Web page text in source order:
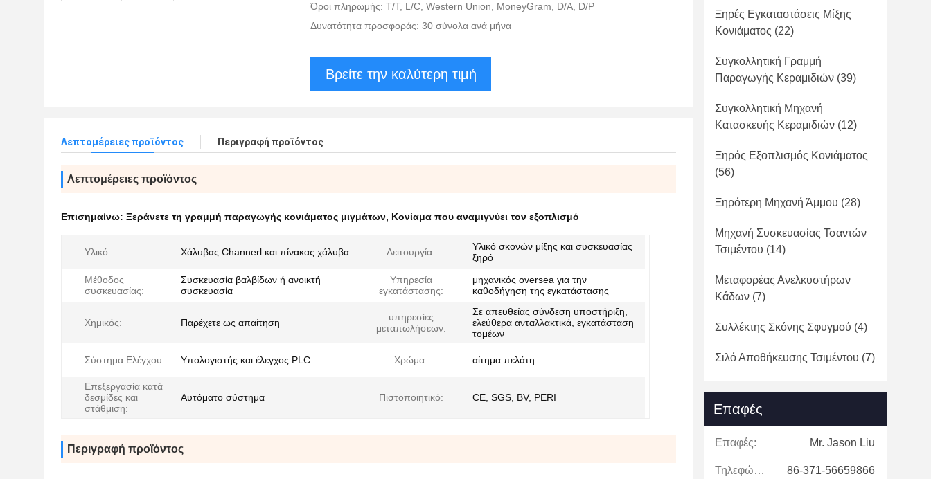
Όροι πληρωμής: T/T, L/C, Western Union, MoneyGram, D/A, D/P
Δυνατότητα προσφοράς: 30 σύνολα ανά μήνα
Βρείτε την καλύτερη τιμή
Λεπτομέρειες προϊόντος Περιγραφή προϊόντος
Λεπτομέρειες προϊόντος
Επισημαίνω: Ξεράνετε τη γραμμή παραγωγής κονιάματος μιγμάτων, Κονίαμα που αναμιγνύει τον εξοπλισμό
Υλικό: Χάλυβας Channerl και πίνακας χάλυβα Λειτουργία:
Υλικό σκονών μίξης και συσκευασίας
ξηρό
Μέθοδος
συσκευασίας:
Συσκευασία βαλβίδων ή ανοικτή
συσκευασία
Υπηρεσία
εγκατάστασης:
μηχανικός oversea για την
καθοδήγηση της εγκατάστασης
Χημικός: Παρέχετε ως απαίτηση
υπηρεσίες
μεταπωλήσεων:
Σε απευθείας σύνδεση υποστήριξη,
ελεύθερα ανταλλακτικά, εγκατάσταση
τομέων
Σύστημα Ελέγχου: Υπολογιστής και έλεγχος PLC Χρώμα: αίτημα πελάτη
Επεξεργασία κατά
δεσμίδες και
στάθμιση:
Αυτόματο σύστημα Πιστοποιητικό: CE, SGS, BV, PERI
Περιγραφή προϊόντος
Ξηρές Εγκαταστάσεις Μίξης
Κονιάματος (22)
Συγκολλητική Γραμμή
Παραγωγής Κεραμιδιών (39)
Συγκολλητική Μηχανή
Κατασκευής Κεραμιδιών (12)
Ξηρός Εξοπλισμός Κονιάματος
(56)
Ξηρότερη Μηχανή Άμμου (28)
Μηχανή Συσκευασίας Τσαντών
Τσιμέντου (14)
Μεταφορέας Ανελκυστήρων
Κάδων (7)
Συλλέκτης Σκόνης Σφυγμού (4)
Σιλό Αποθήκευσης Τσιμέντου (7)
Επαφές
Επαφές: Mr. Jason Liu
Τηλεφώνημα: 86-371-56659866